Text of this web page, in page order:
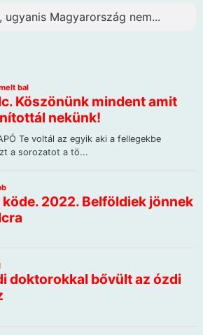
ugyanis Magyarország nem...